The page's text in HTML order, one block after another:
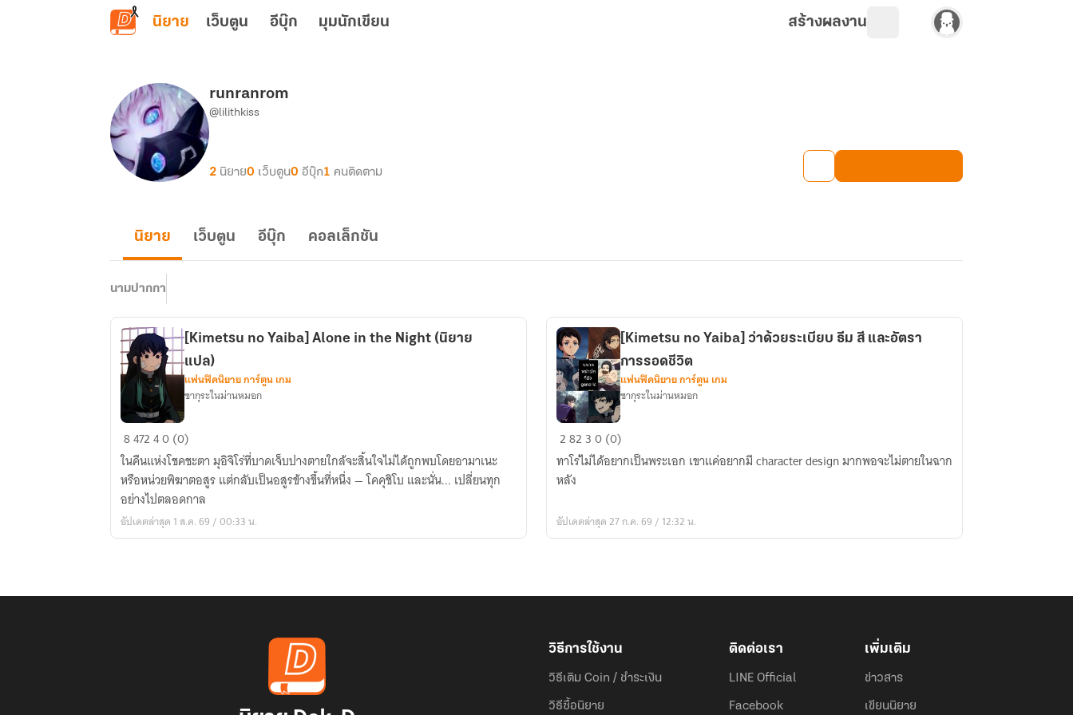
ข้ามไปยังเนื้อหาหลัก
นิยาย เว็บตูน อีบุ๊ก มุมนักเขียน สร้างผลงาน
runranrom
@lilithkiss
2 นิยาย0 เว็บตูน0 อีบุ๊ก1 คนติดตาม
นิยาย เว็บตูน อีบุ๊ก คอลเล็กชัน
นามปากกา
[Kimetsu
no
Yaiba]
Alone
in
the
[Kimetsu no Yaiba] Alone in the Night (นิยาย
แปล)
แฟนฟิคนิยาย การ์ตูน เกม
ซากุระในม่านหมอก
847240 (0)
ในคืนแห่งโชคชะตา มุอิจิโร่ที่บาดเจ็บปางตายใกล้จะสิ้นใจไม่ได้ถูกพบโดยอามาเนะ
หรือหน่วยพิฆาตอสูร แต่กลับเป็นอสูรข้างขึ้นที่หนึ่ง — โคคุชิโบ และนั่น... เปลี่ยนทุก
อย่างไปตลอดกาล
อัปเดตล่าสุด 1 ส.ค. 69 / 00:33 น.
[Kimetsu
no
Yaiba]
ว่า
ระเบียบ
รอด
[Kimetsu no Yaiba] ว่าด้วยระเบียบ ธีม สี และอัตรา
การรอดชีวิต
แฟนฟิคนิยาย การ์ตูน เกม
ซากุระในม่านหมอก
282 30 (0)
ทาโร่ไม่ได้อยากเป็นพระเอก เขาแค่อยากมี character design มากพอจะไม่ตายในฉาก
หลัง
อัปเดตล่าสุด 27 ก.ค. 69 / 12:32 น.
วิธีการใช้งาน
วิธีเติม Coin / ชำระเงิน
วิธีซื้อนิยาย
ติดต่อเรา
LINE Official
Facebook
เพิ่มเติม
ข่าวสาร
เขียนนิยาย